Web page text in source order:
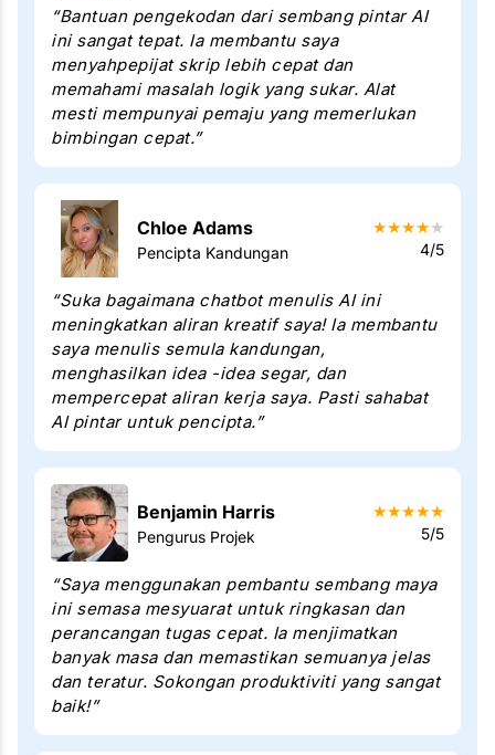
“Bantuan pengekodan dari sembang pintar AI
ini sangat tepat. Ia membantu saya
menyahpepijat skrip lebih cepat dan
memahami masalah logik yang sukar. Alat
mesti mempunyai pemaju yang memerlukan
bimbingan cepat.”
Chloe Adams
Pencipta Kandungan
★★★★★
4/5
“Suka bagaimana chatbot menulis AI ini
meningkatkan aliran kreatif saya! Ia membantu
saya menulis semula kandungan,
menghasilkan idea -idea segar, dan
mempercepat aliran kerja saya. Pasti sahabat
AI pintar untuk pencipta.”
Benjamin Harris
Pengurus Projek
★★★★★
5/5
“Saya menggunakan pembantu sembang maya
ini semasa mesyuarat untuk ringkasan dan
perancangan tugas cepat. Ia menjimatkan
banyak masa dan memastikan semuanya jelas
dan teratur. Sokongan produktiviti yang sangat
baik!”